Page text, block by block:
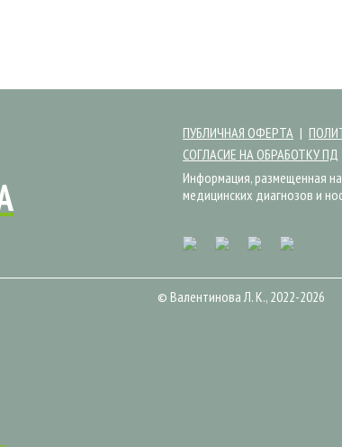
ПУБЛИЧНАЯ ОФЕРТА
СОГЛАСИЕ НА ОБРАБОТКУ ПД
Информация, размещенная
медицинских диагнозов и
© Валентинова Л. К., 2022-2026